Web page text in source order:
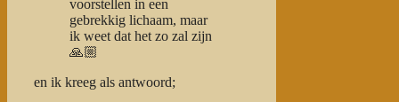
voorstellen in een
gebrekkig lichaam, maar
ik weet dat het zo zal zijn
🙏🏼
en ik kreeg als antwoord;